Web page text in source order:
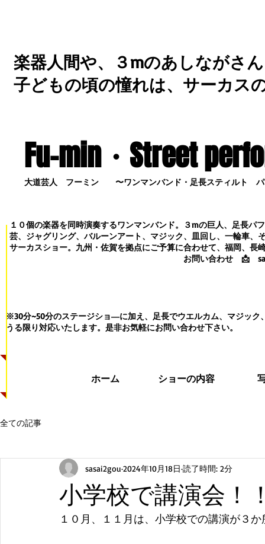
楽器人間や、３mのあしながさ
子どもの頃の憧れは、サーカス
Fu-min・Street
大道芸人 フーミン 〜ワンマンバンド・足長スティルト パ
１０個の楽器を同時演奏するワンマンバンド。３mの巨人、足長パ
芸、ジャグリング、バルーンアート、マジック、皿回し、一輪車、
サーカスショー。九州・佐賀を拠点にご予算に合わせて、福岡、長
お問い合わせ 📩
※30分~50分のステージショ―に加え、足長でウエルカム、マジック
うる限り対応いたします。 是非お気軽にお問い合わせ下さい。
ホーム ショーの内容
全ての記事
小学校で講演会！
sasai2gou 2024年10月18日 読了時間: 2分
１０月、１１月は、小学校での講演が３か